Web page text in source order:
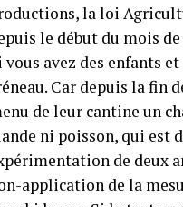
la loi
le début du mois
vous avez des enfants
Car depuis la fin
de leur cantine un
ni poisson, qui est
de deux
application de la